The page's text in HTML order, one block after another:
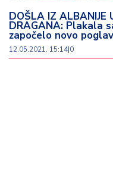
DOŠLA IZ ALBANIJE
DRAGANA: Plakala
započelo novo
12.05.2021. 15:14|0